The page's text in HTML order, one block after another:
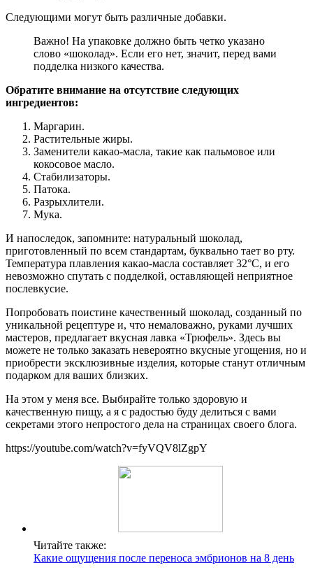
Следующими могут быть различные добавки.
Важно! На упаковке должно быть четко указано
слово «шоколад». Если его нет, значит, перед вами
подделка низкого качества.
Обратите внимание на отсутствие следующих
ингредиентов:
Маргарин.
Растительные жиры.
Заменители какао-масла, такие как пальмовое или
кокосовое масло.
Стабилизаторы.
Патока.
Разрыхлители.
Мука.
И напоследок, запомните: натуральный шоколад,
приготовленный по всем стандартам, буквально тает во рту.
Температура плавления какао-масла составляет 32°С, и его
невозможно спутать с подделкой, оставляющей неприятное
послевкусие.
Попробовать поистине качественный шоколад, созданный по
уникальной рецептуре и, что немаловажно, руками лучших
мастеров, предлагает вкусная лавка «Трюфель». Здесь вы
можете не только заказать невероятно вкусные угощения, но и
приобрести эксклюзивные изделия, которые станут отличным
подарком для ваших близких.
На этом у меня все. Выбирайте только здоровую и
качественную пищу, а я с радостью буду делиться с вами
секретами этого непростого дела на страницах своего блога.
https://youtube.com/watch?v=fyVQV8lZgpY
Читайте также:
Какие ощущения после переноса эмбрионов на 8 день